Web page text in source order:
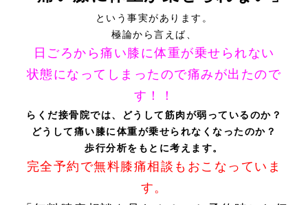
という事実があります。
極論から言えば、
日ごろから痛い膝に体重が乗せられない
状態になってしまったので痛みが出たので
す！！
らくだ接骨院では、どうして筋肉が弱っているのか？
どうして痛い膝に体重が乗せられなくなったのか？
歩行分析をもとに考えます。
完全予約で無料膝痛相談もおこなっていま
す。